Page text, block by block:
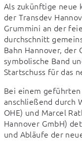
Als zukünftige neue
der Transdev
Grummini an der
durchschnitt
Bahn Hannover, der
symbolische Band
Startschuss für das
Bei einem
anschließend durch
OHE) und Marcel
Hannover GmbH)
und Abläufe der